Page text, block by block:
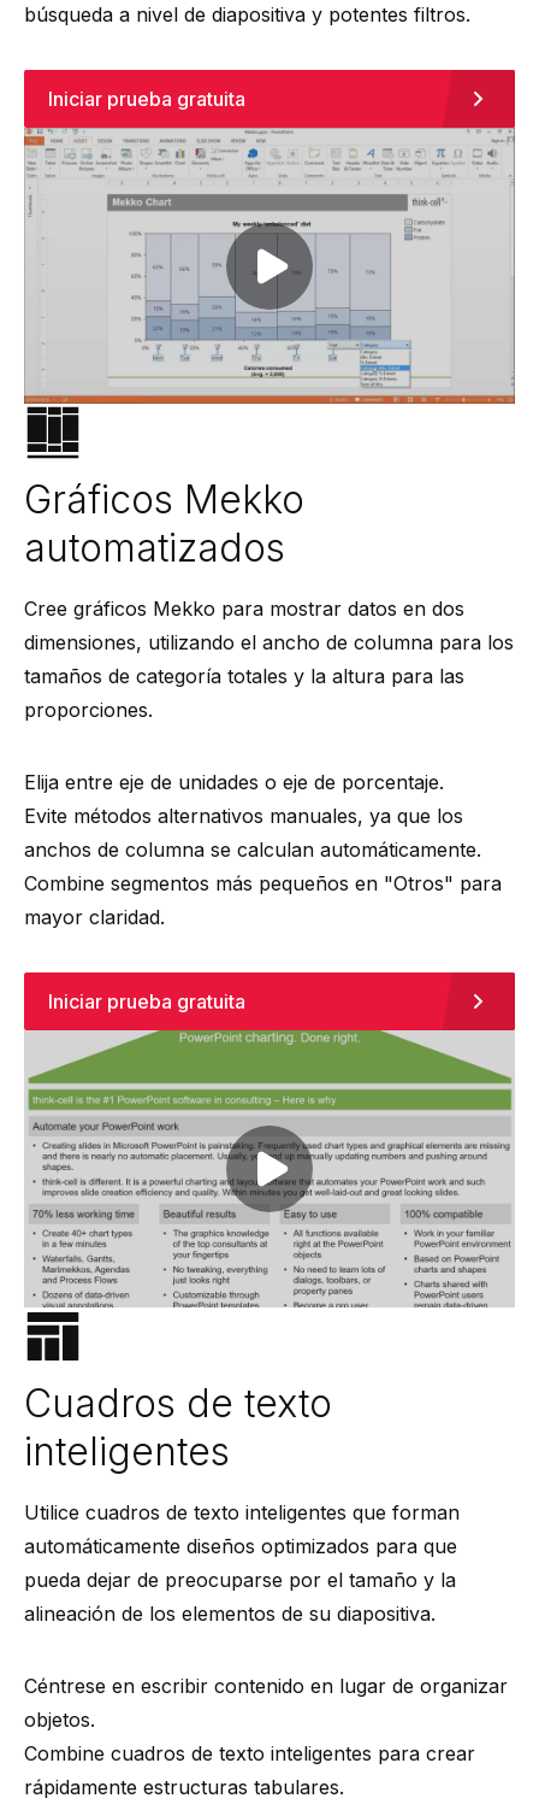
búsqueda a nivel de diapositiva y potentes filtros.
Iniciar prueba gratuita
Gráficos Mekko
automatizados
Cree gráficos Mekko para mostrar datos en dos
dimensiones, utilizando el ancho de columna para los
tamaños de categoría totales y la altura para las
proporciones.
Elija entre eje de unidades o eje de porcentaje.
Evite métodos alternativos manuales, ya que los
anchos de columna se calculan automáticamente.
Combine segmentos más pequeños en "Otros" para
mayor claridad.
Iniciar prueba gratuita
Play video
Cuadros de texto
inteligentes
Utilice cuadros de texto inteligentes que forman
automáticamente diseños optimizados para que
pueda dejar de preocuparse por el tamaño y la
alineación de los elementos de su diapositiva.
Céntrese en escribir contenido en lugar de organizar
objetos.
Combine cuadros de texto inteligentes para crear
rápidamente estructuras tabulares.
Play video